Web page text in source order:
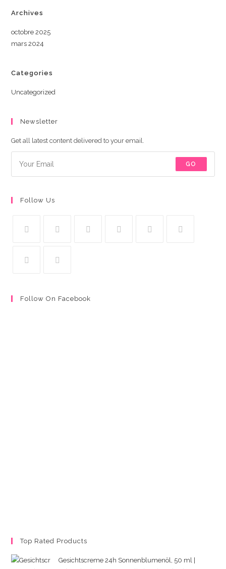
Archives
octobre 2025
mars 2024
Categories
Uncategorized
Newsletter
Get all latest content delivered to your email.
GO
Follow Us
Follow On Facebook
Top Rated Products
Gesichtscreme 24h Sonnenblumenöl, 50 ml |